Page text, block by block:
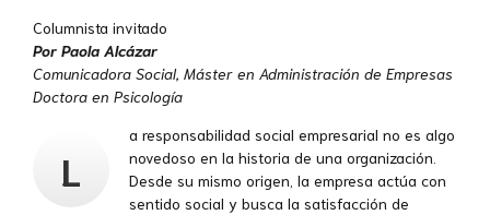
Columnista invitado
Por Paola Alcázar
Comunicadora Social, Máster en Administración de Empresas
Doctora en Psicología
L
a responsabilidad social empresarial no es algo
novedoso en la historia de una organización.
Desde su mismo origen, la empresa actúa con
sentido social y busca la satisfacción de